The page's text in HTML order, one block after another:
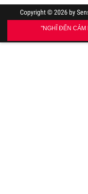
Copyright © 2026 by
"NGHĨ ĐẾN CẢM